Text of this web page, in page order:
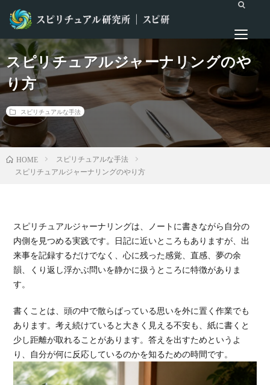
スピリチュアルジャーナリングのや
り方
スピリチュアルな手法
HOME
スピリチュアルな手法
スピリチュアルジャーナリングのやり方
スピリチュアルジャーナリングは、ノートに書きながら自分の
内側を見つめる実践です。日記に近いところもありますが、出
来事を記録するだけでなく、心に残った感覚、直感、夢の余
韻、くり返し浮かぶ問いを静かに扱うところに特徴がありま
す。
書くことは、頭の中で散らばっている思いを外に置く作業でも
あります。考え続けていると大きく見える不安も、紙に書くと
少し距離が取れることがあります。答えを出すためというよ
り、自分が何に反応しているのかを知るための時間です。